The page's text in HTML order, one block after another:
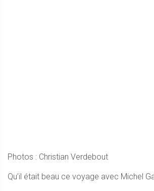
Photos : Christian Verdebout
Qu’il était beau ce voyage avec Michel